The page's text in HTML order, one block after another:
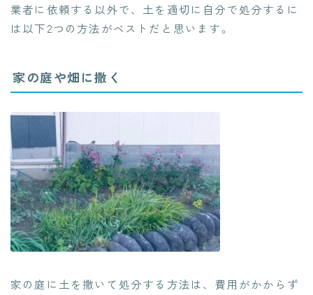
業者に依頼する以外で、土を適切に自分で処分するに
は以下2つの方法がベストだと思います。
家の庭や畑に撒く
家の庭に土を撒いて処分する方法は、費用がかからず